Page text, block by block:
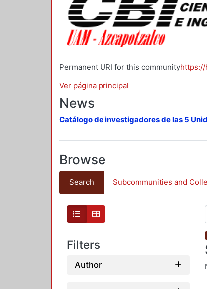
Permanent URI for this communityhttps://
Ver página principal
News
Catálogo de investigadores de las 5
Browse
Search Subcommunities and
Filters
Author